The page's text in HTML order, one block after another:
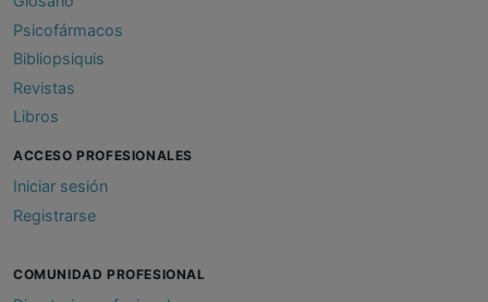
Psicofármacos
Bibliopsiquis
Revistas
Libros
ACCESO PROFESIONALES
Iniciar sesión
Registrarse
COMUNIDAD PROFESIONAL